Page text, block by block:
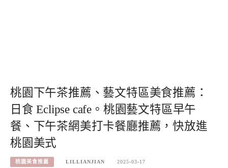
桃園下午茶推薦、藝文特區美食推薦：
日食 Eclipse cafe。桃園藝文特區早午
餐、下午茶網美打卡餐廳推薦，快放進
桃園美式
桃園美食推薦 LILLIANJIAN 2025-03-17